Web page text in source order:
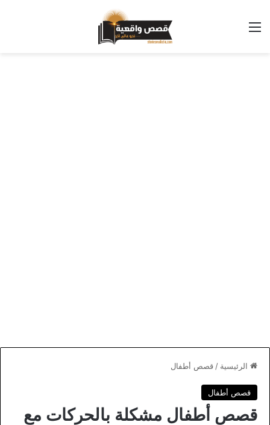
القائمة
الرئيسية / قصص أطفال
قصص أطفال
قصص أطفال مشكلة بالحركات مع